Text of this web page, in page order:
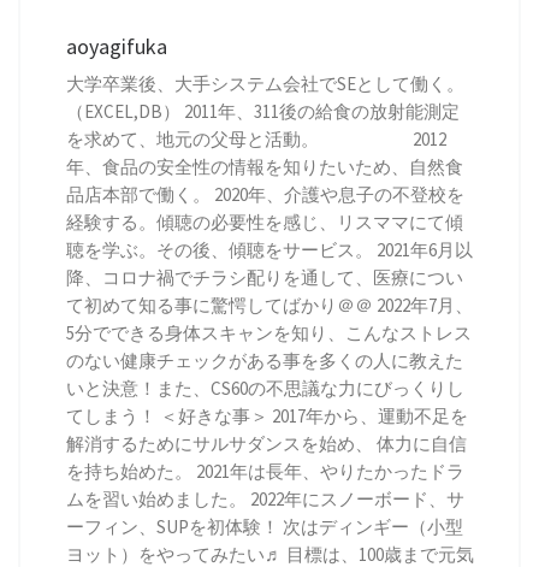
aoyagifuka
大学卒業後、大手システム会社でSEとして働く。
（EXCEL,DB） 2011年、311後の給食の放射能測定
を求めて、地元の父母と活動。 2012
年、食品の安全性の情報を知りたいため、自然食
品店本部で働く。 2020年、介護や息子の不登校を
経験する。傾聴の必要性を感じ、リスママにて傾
聴を学ぶ。その後、傾聴をサービス。 2021年6月以
降、コロナ禍でチラシ配りを通して、医療につい
て初めて知る事に驚愕してばかり＠＠ 2022年7月、
5分でできる身体スキャンを知り、こんなストレス
のない健康チェックがある事を多くの人に教えた
いと決意！また、CS60の不思議な力にびっくりし
てしまう！ ＜好きな事＞ 2017年から、運動不足を
解消するためにサルサダンスを始め、 体力に自信
を持ち始めた。 2021年は長年、やりたかったドラ
ムを習い始めました。 2022年にスノーボード、サ
ーフィン、SUPを初体験！ 次はディンギー（小型
ヨット）をやってみたい♬ 目標は、100歳まで元気